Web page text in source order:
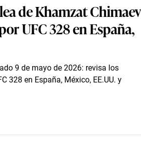
de Khamzat Chimaev
UFC 328 en España,
9 de mayo de 2026: revisa los
328 en España, México, EE.UU. y